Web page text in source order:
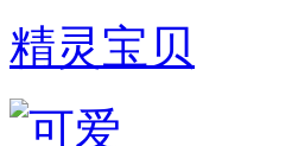
精灵宝贝